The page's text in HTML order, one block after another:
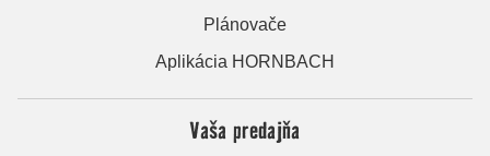
Plánovače
Aplikácia HORNBACH
Vaša predajňa